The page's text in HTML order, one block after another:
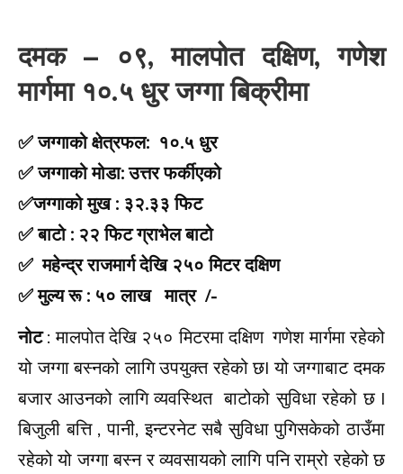
दमक – ०९, मालपोत दक्षिण, गणेश
मार्गमा १०.५ धुर जग्गा बिक्रीमा
✅ जग्गाको क्षेत्रफल: १०.५ धुर
✅ जग्गाको मोडा: उत्तर फर्कीएको
✅जग्गाको मुख : ३२.३३ फिट
✅ बाटो : २२ फिट ग्राभेल बाटो
✅ महेन्द्र राजमार्ग देखि २५० मिटर दक्षिण
✅ मुल्य रू : ५० लाख मात्र /-
नोट: मालपोत देखि २५० मिटरमा दक्षिण गणेश मार्गमा रहेको
यो जग्गा बस्नको लागि उपयुक्त रहेको छ| यो जग्गाबाट दमक
बजार आउनको लागि व्यवस्थित बाटोको सुविधा रहेको छ |
बिजुली बत्ति , पानी, इन्टरनेट सबै सुविधा पुगिसकेको ठाउँमा
रहेको यो जग्गा बस्न र व्यवसायको लागि पनि राम्रो रहेको छ